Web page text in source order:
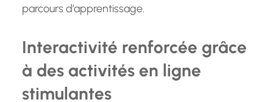
parcours d’apprentissage.
Interactivité renforcée grâce
à des activités en ligne
stimulantes